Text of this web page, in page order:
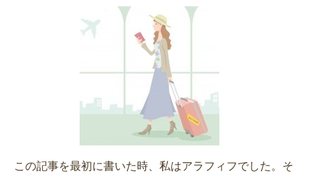
この記事を最初に書いた時、私はアラフィフでした。そ